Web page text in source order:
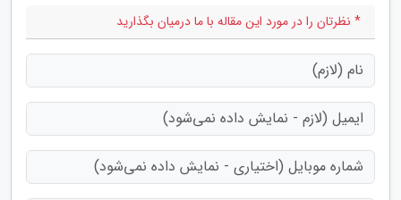
* نظرتان را در مورد این مقاله با ما درمیان بگذارید